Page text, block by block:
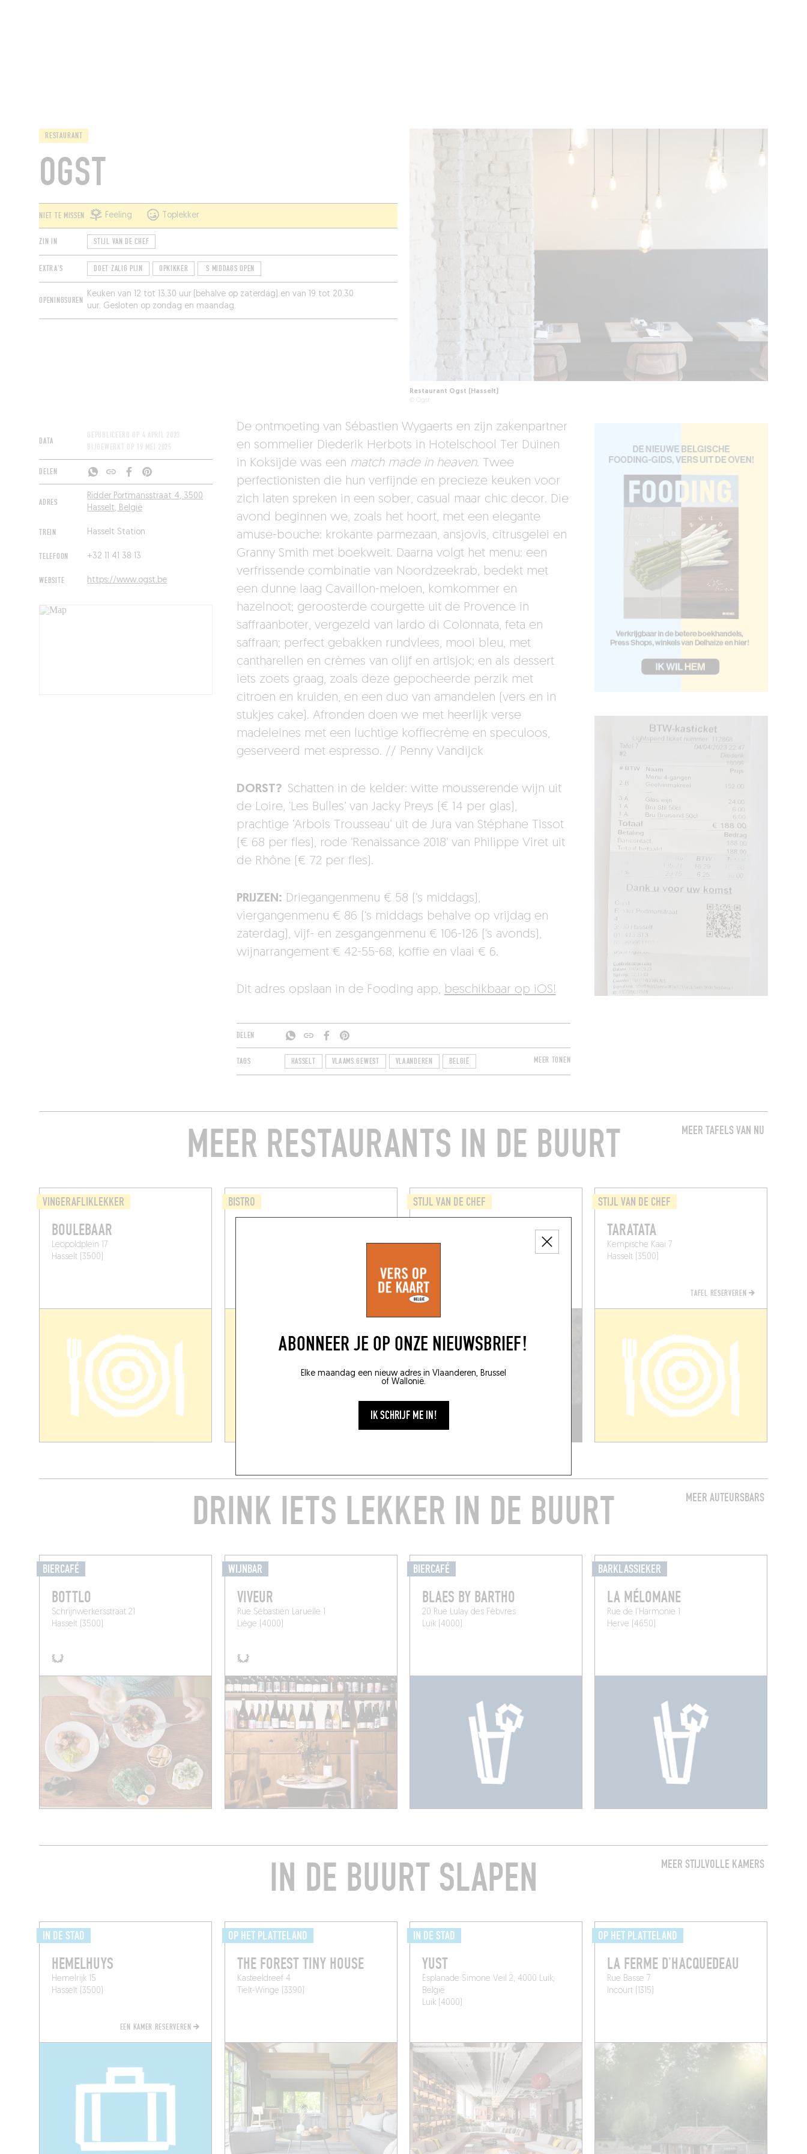
ABONNEER JE OP ONZE NIEUWSBRIEF!
Elke maandag een nieuw adres in Vlaanderen, Brussel
of Wallonië.
IK SCHRIJF ME IN!
RESTAURANT
OGST
NIET TE MISSEN Feeling Toplekker
ZIN IN STIJL VAN DE CHEF
EXTRA'S DOET ZALIG PIJN OPKIKKER ‘S MIDDAGS OPEN
OPENINGSUREN
Keuken van 12 tot 13.30 uur (behalve op zaterdag) en van 19 tot 20.30
uur. Gesloten op zondag en maandag.
Restaurant Ogst (Hasselt)
© Ogst
DATA
GEPUBLICEERD OP 4 APRIL 2023
BIJGEWERKT OP
19 MEI 2025
DELEN
ADRES
Ridder Portmansstraat 4, 3500
Hasselt, België
TREIN Hasselt Station
TELEFOON +32 11 41 38 13
WEBSITE https://www.ogst.be
De ontmoeting van Sébastien Wygaerts en zijn zakenpartner
en sommelier Diederik Herbots in Hotelschool Ter Duinen
in Koksijde was een match made in heaven. Twee
perfectionisten die hun verfijnde en precieze keuken voor
zich laten spreken in een sober, casual maar chic decor. Die
avond beginnen we, zoals het hoort, met een elegante
amuse-bouche: krokante parmezaan, ansjovis, citrusgelei en
Granny Smith met boekweit. Daarna volgt het menu: een
verfrissende combinatie van Noordzeekrab, bedekt met
een dunne laag Cavaillon-meloen, komkommer en
hazelnoot; geroosterde courgette uit de Provence in
saffraanboter, vergezeld van lardo di Colonnata, feta en
saffraan; perfect gebakken rundvlees, mooi bleu, met
cantharellen en crèmes van olijf en artisjok; en als dessert
iets zoets graag, zoals deze gepocheerde perzik met
citroen en kruiden, en een duo van amandelen (vers en in
stukjes cake). Afronden doen we met heerlijk verse
madeleines met een luchtige koffiecrème en speculoos,
geserveerd met espresso. // Penny Vandijck
DORST? Schatten in de kelder: witte mousserende wijn uit
de Loire, ‘Les Bulles’ van Jacky Preys (€ 14 per glas),
prachtige ‘Arbois Trousseau’ uit de Jura van Stéphane Tissot
(€ 68 per fles), rode ‘Renaissance 2018’ van Philippe Viret uit
de Rhône (€ 72 per fles).
PRIJZEN: Driegangenmenu € 58 (‘s middags),
viergangenmenu € 86 (‘s middags behalve op vrijdag en
zaterdag), vijf- en zesgangenmenu € 106-126 (‘s avonds),
wijnarrangement € 42-55-68, koffie en vlaai € 6.
Dit adres opslaan in de Fooding app, beschikbaar op iOS!
DELEN
TAGS HASSELT VLAAMS GEWEST VLAANDEREN BELGIË MEER TONEN
MEER TAFELS VAN NU
MEER RESTAURANTS IN DE BUURT
VINGERAFLIKLEKKER
BOULEBAAR
Leopoldplein 17
Hasselt (3500)
BISTRO STIJL VAN DE CHEF
34 Dorpsstraat
STIJL VAN DE CHEF
TARATATA
Kempische Kaai 7
Hasselt (3500)
TAFEL RESERVEREN
MEER AUTEURSBARS
DRINK IETS LEKKER IN DE BUURT
BIERCAFÉ
BOTTLO
Schrijnwerkersstraat 21
Hasselt (3500)
WIJNBAR
VIVEUR
Rue Sébastien Laruelle 1
Liège (4000)
BIERCAFÉ
BLAES BY BARTHO
20 Rue Lulay des Fèbvres
Luik (4000)
BARKLASSIEKER
LA MÉLOMANE
Rue de l'Harmonie 1
Herve (4650)
MEER STIJLVOLLE KAMERS
IN DE BUURT SLAPEN
IN DE STAD
HEMELHUYS
Hemelrijk 15
Hasselt (3500)
EEN KAMER RESERVEREN
OP HET PLATTELAND
THE FOREST TINY HOUSE
Kasteeldreef 4
Tielt-Winge (3390)
IN DE STAD
YUST
Esplanade Simone Veil 2, 4000 Luik,
België
Luik (4000)
OP HET PLATTELAND
LA FERME D’HACQUEDEAU
Rue Basse 7
Incourt (1315)